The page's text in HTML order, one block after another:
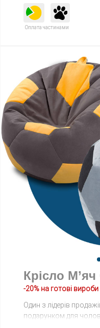
Зовнішня чистка -
догляду;
Тепле на дотик - крісло
Характеристика
- Високий підголівник;
- Захищений доступ
- Подвійні шви +
Оплата частинами
Крісло
-20% на готові вироби
Один з лідерів
подарунком для